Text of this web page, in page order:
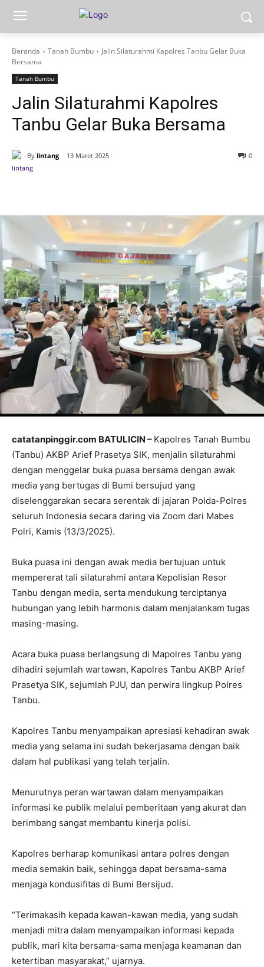
Beranda Tanah Bumbu
Jalin Silaturahmi Kapolres Tanbu Gelar Buka
Bersama
Tanah Bumbu
Jalin Silaturahmi Kapolres
Tanbu Gelar Buka Bersama
By lintang 13 Maret 2025 0
catatanpinggir.com BATULICIN – Kapolres Tanah Bumbu
(Tanbu) AKBP Arief Prasetya SIK, menjalin silaturahmi
dengan menggelar buka puasa bersama dengan awak
media yang bertugas di Bumi bersujud yang
diselenggarakan secara serentak di jajaran Polda-Polres
seluruh Indonesia secara daring via Zoom dari Mabes
Polri, Kamis (13/3/2025).
Buka puasa ini dengan awak media bertujuan untuk
mempererat tali silaturahmi antara Kepolisian Resor
Tanbu dengan media, serta mendukung terciptanya
hubungan yang lebih harmonis dalam menjalankam tugas
masing-masing.
Acara buka puasa berlangsung di Mapolres Tanbu yang
dihadiri sejumlah wartawan, Kapolres Tanbu AKBP Arief
Prasetya SIK, sejumlah PJU, dan perwira lingkup Polres
Tanbu.
Kapolres Tanbu menyampaikan apresiasi kehadiran awak
media yang selama ini sudah bekerjasama dengan baik
dalam hal publikasi yang telah terjalin.
Menurutnya peran wartawan dalam menyampaikan
informasi ke publik melalui pemberitaan yang akurat dan
berimbang sangat membantu kinerja polisi.
Kapolres berharap komunikasi antara polres dengan
media semakin baik, sehingga dapat bersama-sama
menjaga kondusifitas di Bumi Bersijud.
“Terimakasih kepada kawan-kawan media, yang sudah
menjadi mitra dalam menyampaikan informasi kepada
publik, mari kita bersama-sama menjaga keamanan dan
ketertiban masyarakat,” ujarnya.